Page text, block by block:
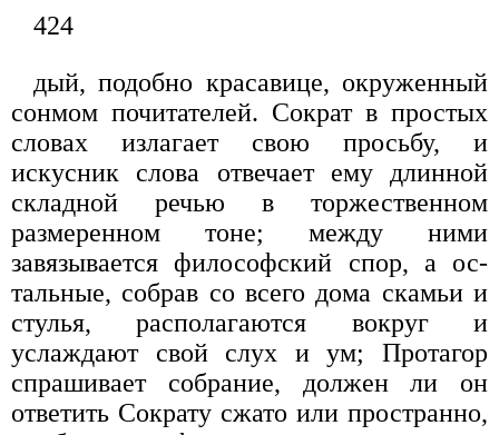
424
дый, подобно красавице, окруженный
сонмом почи­тателей. Сократ в простых
словах излагает свою просьбу, и
искусник слова отвечает ему длинной
складной речью в торжественном
размеренном тоне; между ними
завязывается философский спор, а ос­
тальные, собрав со всего дома скамьи и
стулья, распо­лагаются вокруг и
услаждают свой слух и ум; Прота­гор
спрашивает собрание, должен ли он
ответить Сократу сжато или пространно,